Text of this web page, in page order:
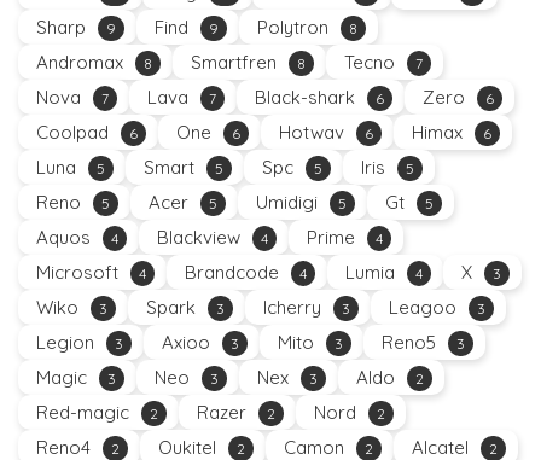
Sharp 9 Find 9 Polytron 8
Andromax 8 Smartfren 8 Tecno 7
Nova 7 Lava 7 Black-shark 6 Zero 6
Coolpad 6 One 6 Hotwav 6 Himax 6
Luna 5 Smart 5 Spc 5 Iris 5
Reno 5 Acer 5 Umidigi 5 Gt 5
Aquos 4 Blackview 4 Prime 4
Microsoft 4 Brandcode 4 Lumia 4 X 3
Wiko 3 Spark 3 Icherry 3 Leagoo 3
Legion 3 Axioo 3 Mito 3 Reno5 3
Magic 3 Neo 3 Nex 3 Aldo 2
Red-magic 2 Razer 2 Nord 2
Reno4 2 Oukitel 2 Camon 2 Alcatel 2